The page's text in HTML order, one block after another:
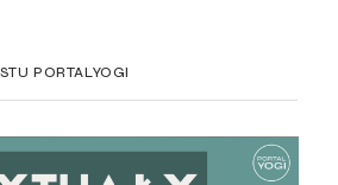
PORTALYOGI